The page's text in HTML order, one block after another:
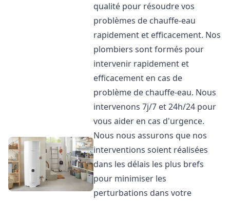
qualité pour résoudre vos
problèmes de chauffe-eau
rapidement et efficacement. Nos
plombiers sont formés pour
intervenir rapidement et
efficacement en cas de
problème de chauffe-eau. Nous
intervenons 7j/7 et 24h/24 pour
vous aider en cas d'urgence.
Nous nous assurons que nos
interventions soient réalisées
dans les délais les plus brefs
pour minimiser les
perturbations dans votre